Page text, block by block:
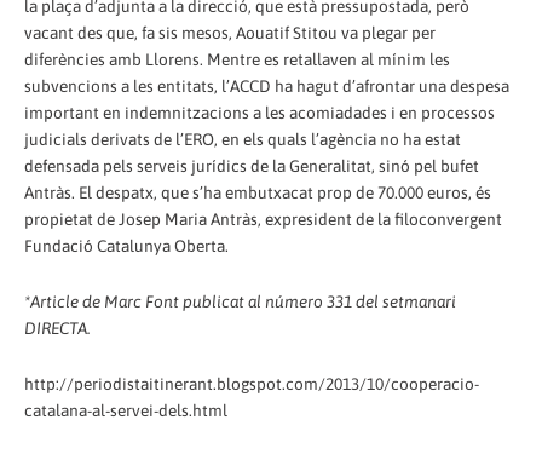
la plaça d’adjunta a la direcció, que està pressupostada, però
vacant des que, fa sis mesos, Aouatif Stitou va plegar per
diferències amb Llorens. Mentre es retallaven al mínim les
subvencions a les entitats, l’ACCD ha hagut d’afrontar una despesa
important en indemnitzacions a les acomiadades i en processos
judicials derivats de l’ERO, en els quals l’agència no ha estat
defensada pels serveis jurídics de la Generalitat, sinó pel bufet
Antràs. El despatx, que s’ha embutxacat prop de 70.000 euros, és
propietat de Josep Maria Antràs, expresident de la filoconvergent
Fundació Catalunya Oberta.
*Article de Marc Font publicat al número 331 del setmanari
DIRECTA.
http://periodistaitinerant.blogspot.com/2013/10/cooperacio-
catalana-al-servei-dels.html